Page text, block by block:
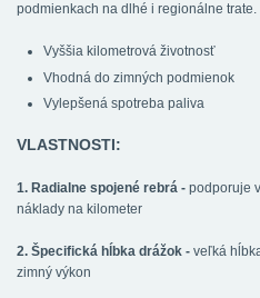
podmienkach na dlhé i regionálne trate.
Vyššia kilometrová životnosť
Vhodná do zimných podmienok
Vylepšená spotreba paliva
VLASTNOSTI:
1. Radialne spojené rebrá - podporuje
náklady na kilometer
2. Špecifická hĺbka drážok - veľká
zimný výkon